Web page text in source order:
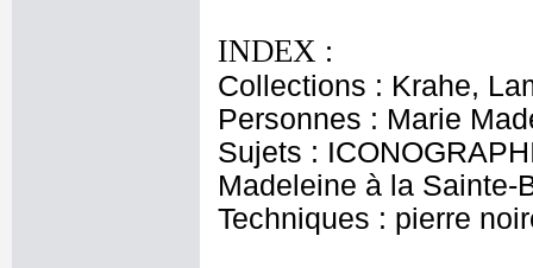
INDEX :
Collections : Krahe,
Personnes : Marie
Sujets :
Madeleine à la Sainte-
Techniques : pierre